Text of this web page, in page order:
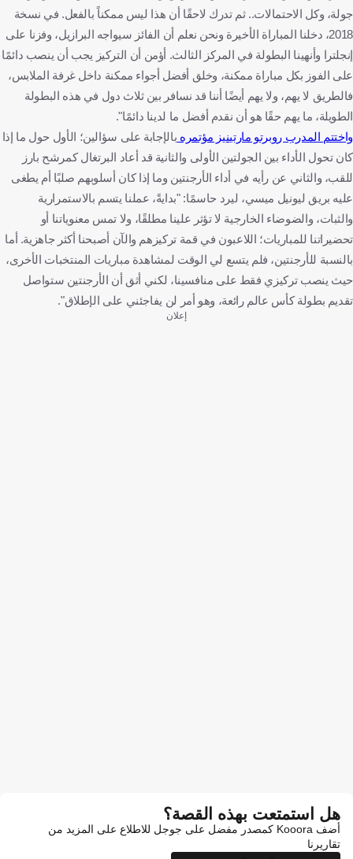
جولة، وكل الاحتمالات.. ثم تدرك لاحقًا أن هذا ليس ممكناً بالفعل. في نسخة
2018، دخلنا المباراة الأخيرة ونحن نعلم أن الفائز سيواجه البرازيل، وفزنا على
إنجلترا وأنهينا البطولة في المركز الثالث. أؤمن أن التركيز يجب أن ينصب دائمًا
على الفوز بكل مباراة ممكنة، وخلق أفضل أجواء ممكنة داخل غرفة الملابس،
فالطريق لا يهم، ولا يهم أيضًا أننا قد نسافر بين ثلاث دول في هذه البطولة
الطويلة، ما يهم حقًا هو أن نقدم أفضل ما لدينا دائمًا".
واختتم المدرب روبرتو مارتينيز مؤتمره بالإجابة على سؤالين؛ الأول حول ما إذا
كان تحول الأداء بين الجولتين الأولى والثانية قد أعاد البرتغال كمرشح بارز
للقب، والثاني عن رأيه في أداء الأرجنتين وما إذا كان أسلوبهم صلبًا أم يطغى
عليه بريق ليونيل ميسي، ليرد حاسمًا: "بدايةً، عملنا يتسم بالاستمرارية
والثبات، والضوضاء الخارجية لا تؤثر علينا مطلقًا، ولا تمس معنوياتنا أو
تحضيراتنا للمباريات؛ اللاعبون في قمة تركيزهم والآن أصبحنا أكثر جاهزية. أما
بالنسبة للأرجنتين، فلم يتسع لي الوقت لمشاهدة مباريات المنتخبات الأخرى،
حيث ينصب تركيزي فقط على منافسينا، لكني أثق أن الأرجنتين ستواصل
تقديم بطولة كأس عالم رائعة، وهو أمر لن يفاجئني على الإطلاق".
إعلان
هل استمتعت بهذه القصة؟
أضف Kooora كمصدر مفضل على جوجل للاطلاع على المزيد من
تقاريرنا